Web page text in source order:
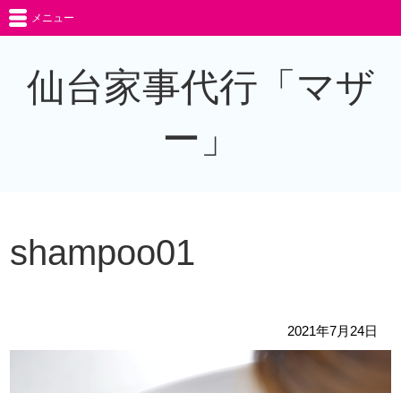
仙台家事代行「マザ
ー」
メニュー
shampoo01
2021年7月24日